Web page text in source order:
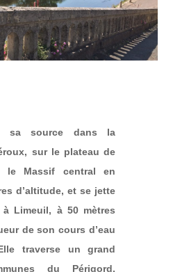
sa source dans la
sur le plateau de
le Massif central en
d’altitude, et se jette
Limeuil, à 50 mètres
de son cours d’eau
traverse un grand
du Périgord,